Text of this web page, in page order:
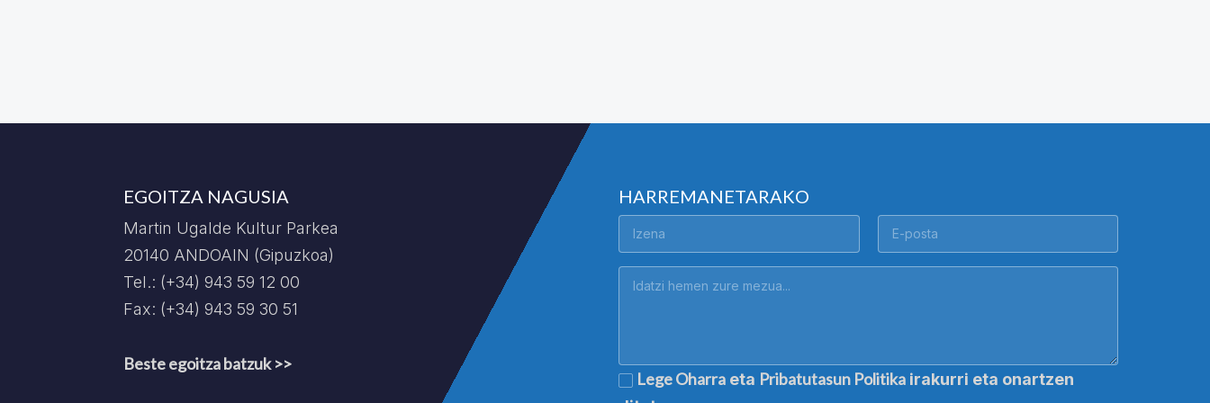
EGOITZA NAGUSIA
Martin Ugalde Kultur Parkea
20140 ANDOAIN (Gipuzkoa)
Tel.: (+34) 943 59 12 00
Fax: (+34) 943 59 30 51
Beste egoitza batzuk >>
HARREMANETARAKO
Lege Oharra eta Pribatutasun Politika irakurri eta onartzen